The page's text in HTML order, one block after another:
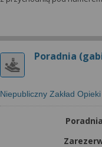
Poradnia
Niepubliczny Zakład